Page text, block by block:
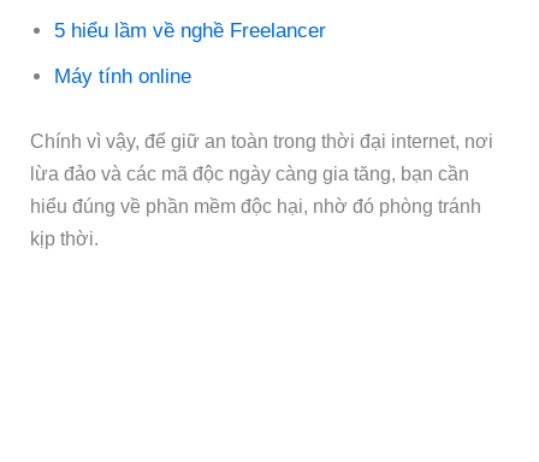
5 hiểu lầm về nghề Freelancer
Máy tính online
Chính vì vậy, để giữ an toàn trong thời đại internet, nơi
lừa đảo và các mã độc ngày càng gia tăng, bạn cần
hiểu đúng về phần mềm độc hại, nhờ đó phòng tránh
kịp thời.